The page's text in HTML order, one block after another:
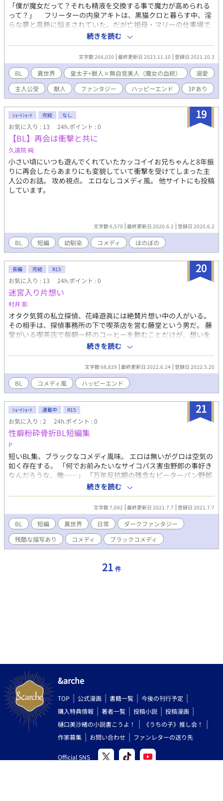
「僕が魔女だって？それも精液を交換する事で魔力が高められる
って？」 フリーターの内泉アキトは、黒猫クロと暮らす中、淫
らな夢と高熱に悩まされていた。だが亡祖母・マリーの仕事場で
魔法陣が発動し、突然クロと共に異世界へ転移してしまう。 実
は猫のクロはこの世界の獣人クロードだった。マリーの使い魔と
して、アキトの魔女の血を守り、魔力の相性を深める愛撫で熱を
癒してきたのだ。そしてアキトを追って目の前に現れた同級生の
江戸川は、この世界の皇太子エドガーだった。なんとこの世界に
は男だけしか存在しないらしい。 運命のいたずらか３人は伝説
の勇者達の末裔であった。次第に魔女の淫蕩さに翻弄されながら
もアキトは自分の生きる道を探しだしていく。 クロードの執着
とエドガーの熱い視線が交錯し、アキトを巡る三角関係が燃え上
がる。獣人や魔族が住む異世界で、卵核の繁殖や魔物の襲撃に驚
きつつ、マリーの試練と秘宝の謎に挑むアキト。愛と魔力の覚醒
が運命を切り開く、ファンタジーBLの冒険が幕を開ける！ 獣人
（攻）俺様皇太子（攻）無自覚美人（受） ＊マークがついた回
には性的描写が含まれます。……なんだかちょっとコメディ風味
もあり？ ＊攻めの二人は次第に互いを信頼しあう様になり、二人
して受けを溺愛します。
続きを読む
文字数 266,020 最終更新日 2023.11.10 登録日 2021.10.3
BL 異世界 皇太子+獣人×無自覚美人（魔女の血統）
溺愛
主人公受
獣人 ファンタジー ハッピーエンド 3Pあり
19
ｼｮｰﾄｼｮｰﾄ 完結 なし
お気に入り : 13 24h.ポイント : 0
【BL】再会は衝撃と共に
久遠院 純
小さい頃にいつも遊んでくれていたカッコイイお兄ちゃんと8年振
りに再会したらあまりにも変貌していて衝撃を受けてしまった主
人公のお話。 攻め視点。 エロなしコメディ風。 他サイトにも投稿
しています。
文字数 6,570 最終更新日 2020.6.2 登録日 2020.6.2
BL 短編 幼馴染 コメディ ほのぼの
20
長編 完結 R15
お気に入り : 13 24h.ポイント : 0
迷宮入り片想い
村井 彰
オタク気質の私立探偵、花峰遊眞には絶賛片想い中の人がいる。
その相手は、探偵事務所の下で喫茶店を営む藤堂という男だ。 藤
堂がいる喫茶店で毎朝一杯のコーヒーを飲むことだけが、想いを
伝えられない花峰にとって唯一の楽しみだった。しかしそんなあ
る日、花峰の事務所に藤堂からの依頼が持ち込まれる。藤堂に頼
られた事に喜んで舞い上がる花峰だったが、別件の依頼で訪れた
ラブホテルの中に入っていく藤堂の姿を目撃してしまい……
続きを読む
文字数 68,829 最終更新日 2022.6.24 登録日 2022.5.20
BL コメディ風 ハッピーエンド
21
ｼｮｰﾄｼｮｰﾄ 連載中 R15
お気に入り : 2 24h.ポイント : 0
性癖粉砕骨折BL短編集
P
短いBL集、ブラックなコメディ風味。 エロは無いがグロは空気の
如く存在する。 「何でお前みたいなサイコパス害虫野郎の事好き
なんだろうな、俺……」 「万年反抗期の残念なピーターパン野郎
とならお似合いだと思うが？」 「大破した鍋なのに歪な蓋とピッ
チリハマってるのがスゲーわ、ジグソーパズルじゃねーんだか
続きを読む
文字数 7,682 最終更新日 2021.7.7 登録日 2021.7.7
BL 短編 異世界 日常
ダークファンタジー
残酷な描写あり
コメディ ブラックコメディ
21 件
&arche
TOP 公式漫画 書籍一覧
今後の刊行予定
購入特典情報
著者一覧 投稿小説
投稿漫画
樋口美沙緒の小説書こうよ！
《うちの子》推し会！
作家募集
お問い合わせ ファンレターの送り先
Official SNS